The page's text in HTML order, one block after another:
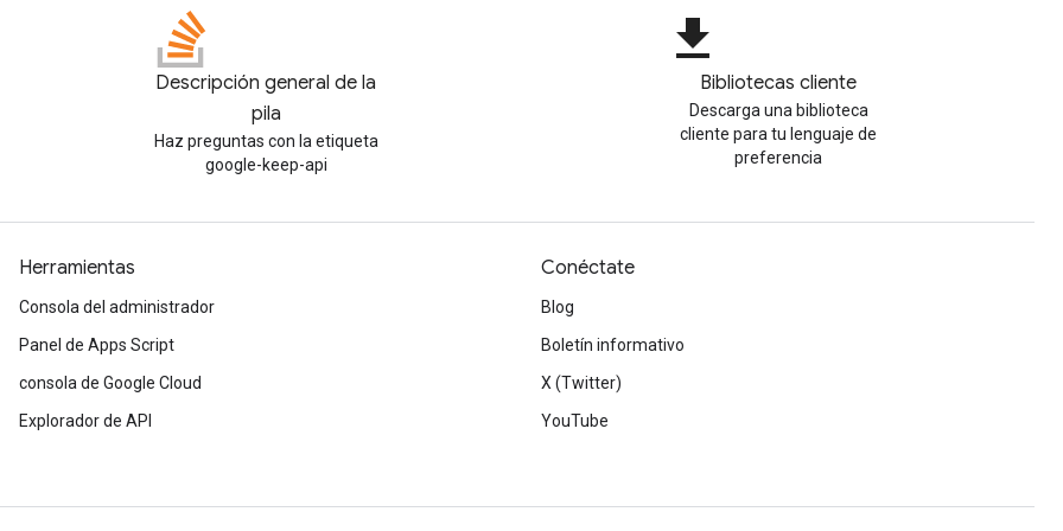
Descripción general de la
pila
Haz preguntas con la etiqueta
google-keep-api
file_download
Bibliotecas cliente
Descarga una biblioteca
cliente para tu lenguaje de
preferencia
Herramientas
Consola del administrador
Panel de Apps Script
consola de Google Cloud
Explorador de API
Conéctate
Blog
Boletín informativo
X (Twitter)
YouTube